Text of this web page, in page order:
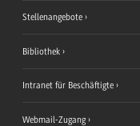
Stellenangebote
Bibliothek
Intranet für Beschäftigte
Webmail-Zugang